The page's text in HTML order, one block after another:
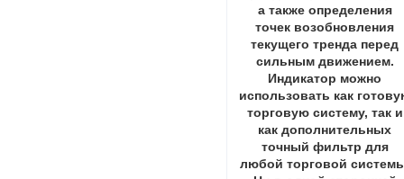
а также определения
точек возобновления
текущего тренда перед
сильным движением.
Индикатор можно
использовать как
торговую систему, так и
как дополнительных
точный фильтр для
любой торговой